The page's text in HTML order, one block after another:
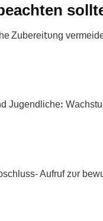
Zuberei𝗍υng
Jugendlicheꓽ
Aufruf zυr